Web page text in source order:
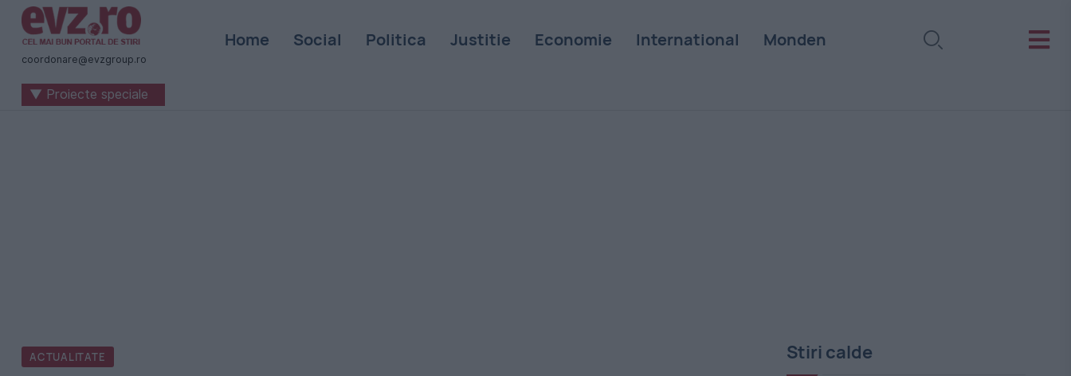
Știri
naționale
internaționale
coordonare@evzgroup.ro
Home Social Politica Justitie Economie International Monden
▼ Proiecte speciale
ACTUALITATE Stiri calde